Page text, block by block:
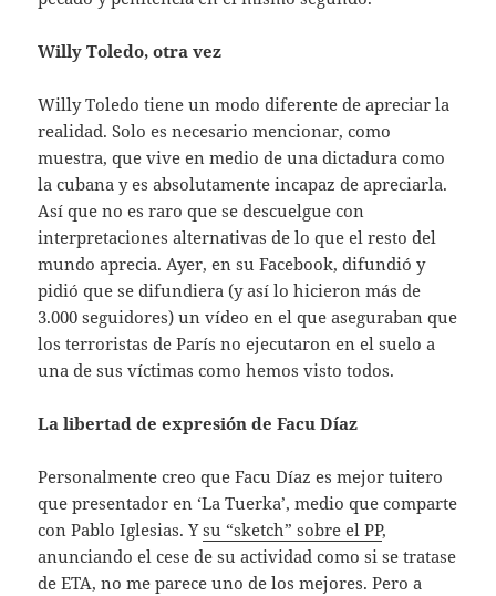
Willy Toledo, otra vez
Willy Toledo tiene un modo diferente de apreciar la
realidad. Solo es necesario mencionar, como
muestra, que vive en medio de una dictadura como
la cubana y es absolutamente incapaz de apreciarla.
Así que no es raro que se descuelgue con
interpretaciones alternativas de lo que el resto del
mundo aprecia. Ayer, en su Facebook, difundió y
pidió que se difundiera (y así lo hicieron más de
3.000 seguidores) un vídeo en el que aseguraban que
los terroristas de París no ejecutaron en el suelo a
una de sus víctimas como hemos visto todos.
La libertad de expresión de Facu Díaz
Personalmente creo que Facu Díaz es mejor tuitero
que presentador en ‘La Tuerka’, medio que comparte
con Pablo Iglesias. Ysu “sketch” sobre el PP,
anunciando el cese de su actividad como si se tratase
de ETA, no me parece uno de los mejores. Pero a